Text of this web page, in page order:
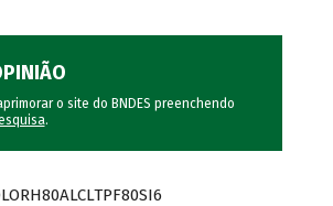
o site do BNDES preenchendo
.